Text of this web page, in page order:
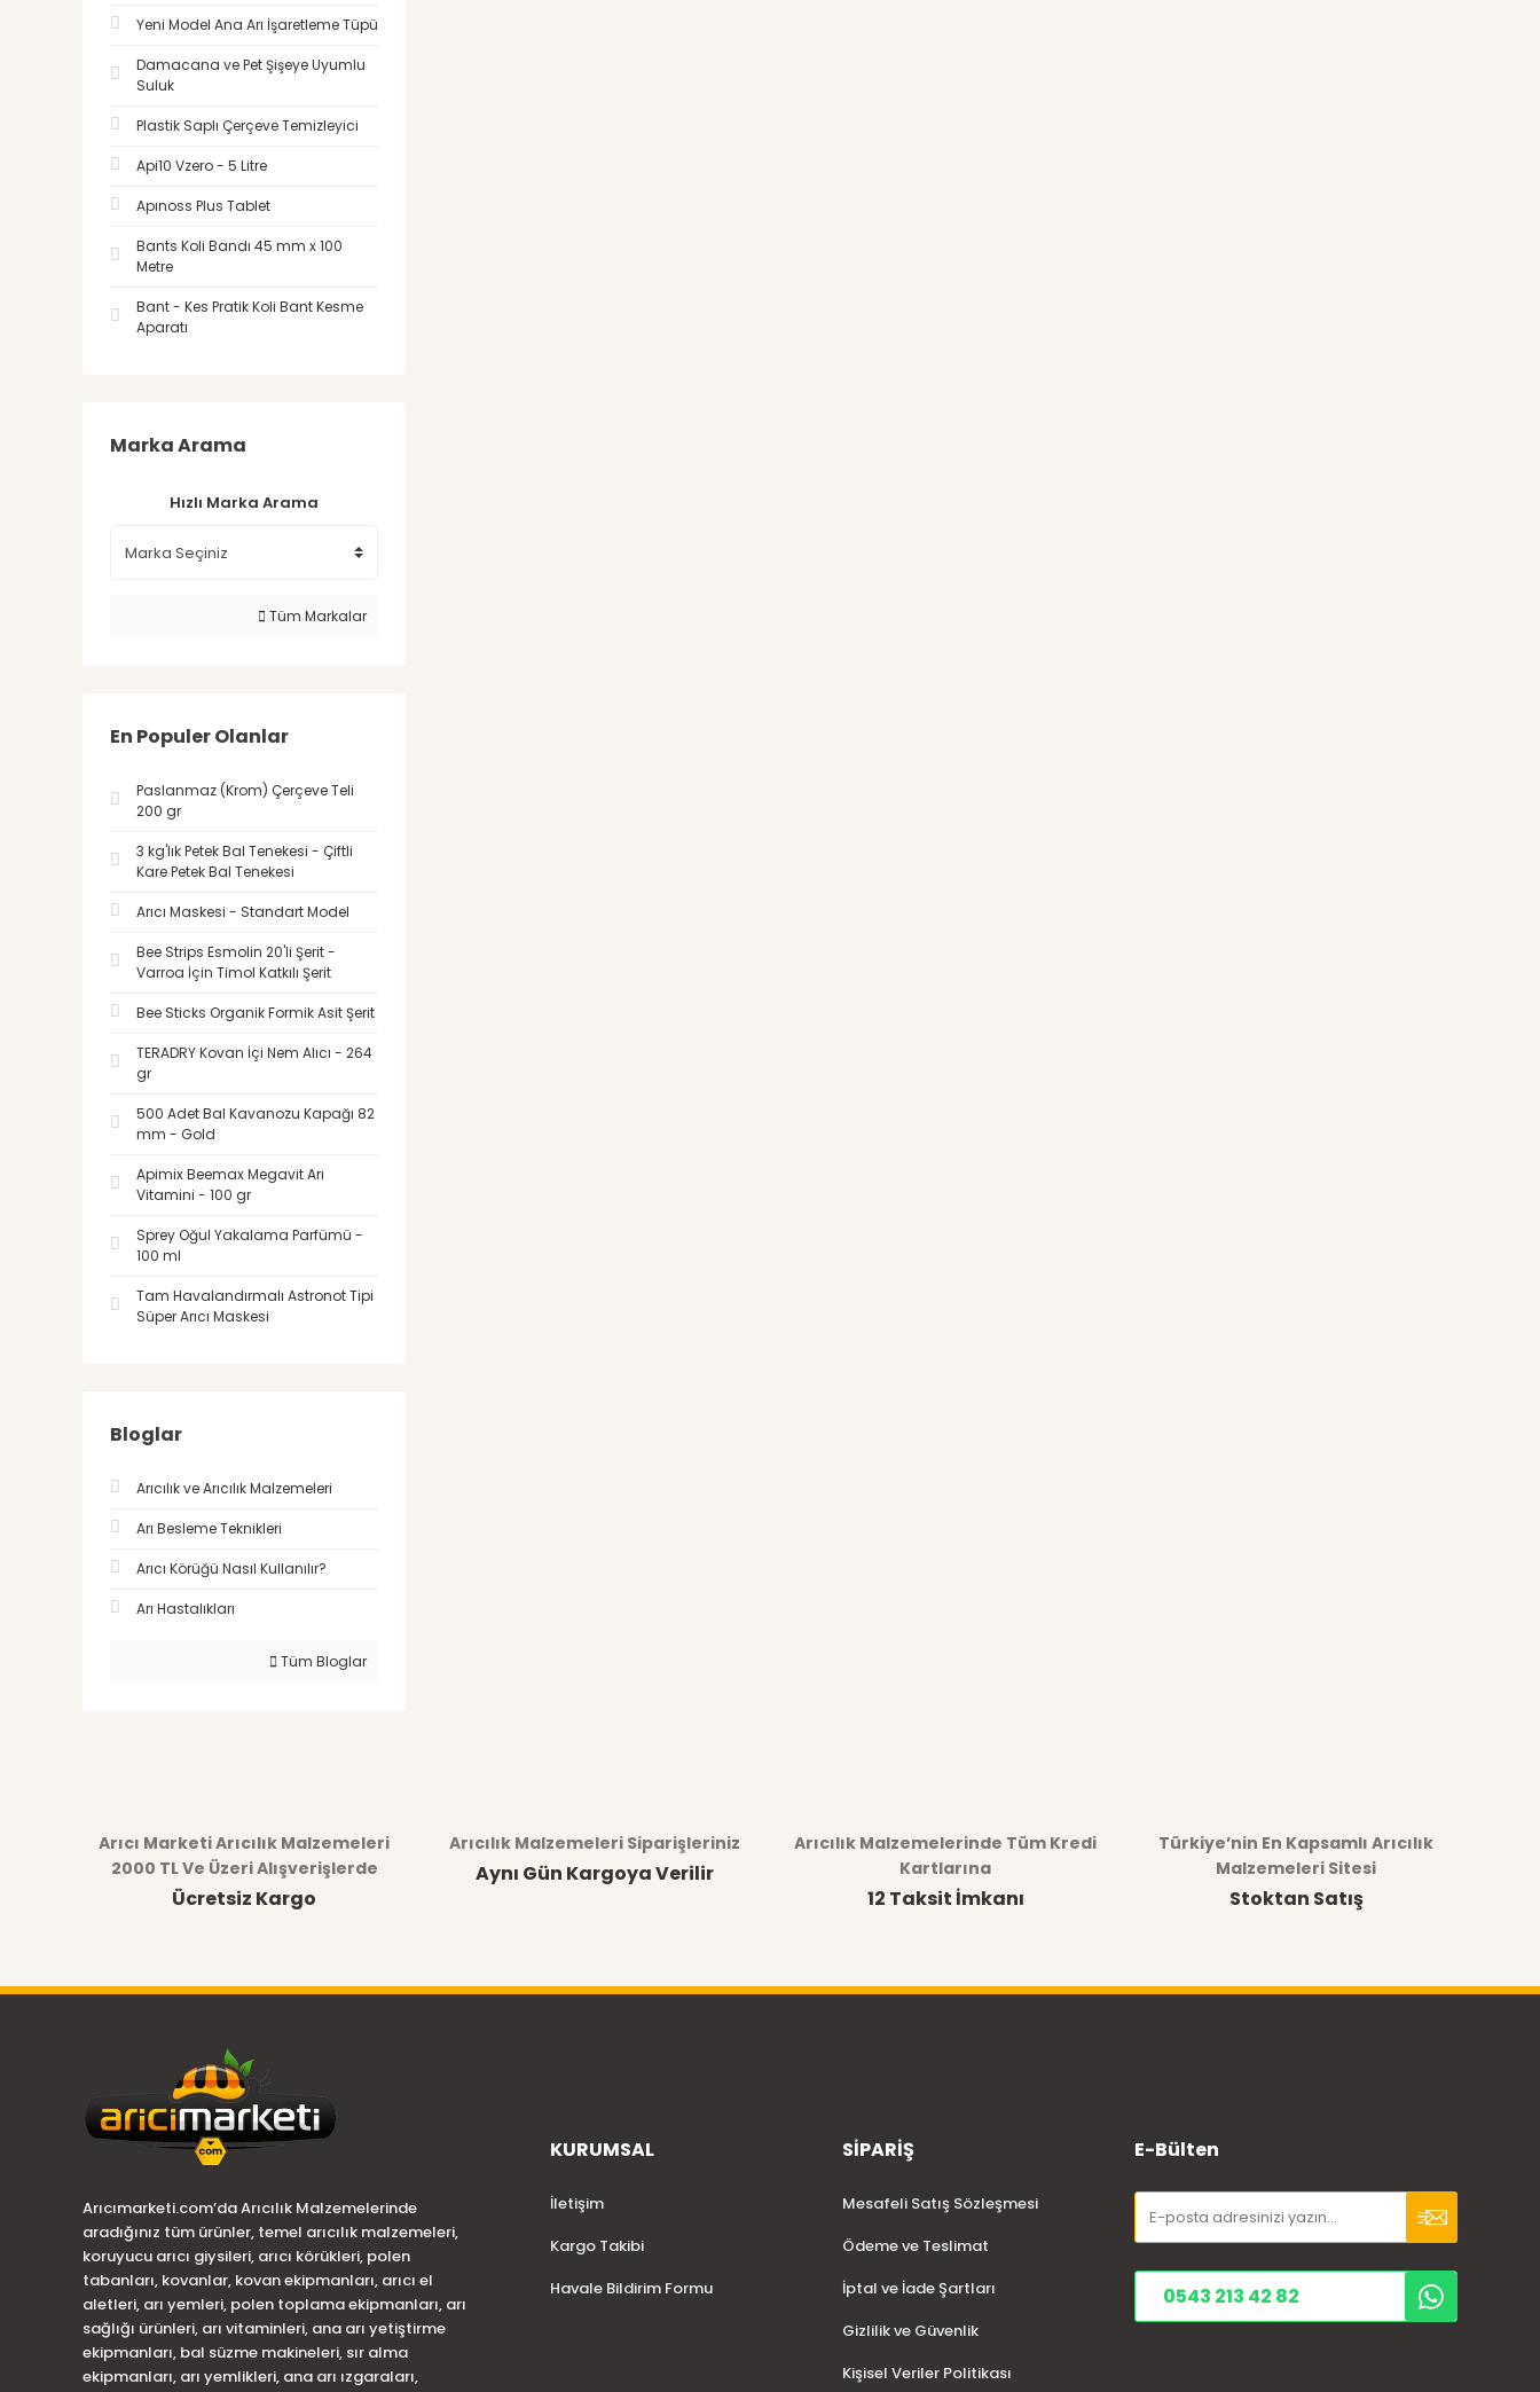
Yeni Model Ana Arı İşaretleme Tüpü
Damacana ve Pet Şişeye Uyumlu
Suluk
Plastik Saplı Çerçeve Temizleyici
Api10 Vzero - 5 Litre
Apınoss Plus Tablet
Bants Koli Bandı 45 mm x 100
Metre
Bant - Kes Pratik Koli Bant Kesme
Aparatı
Marka Arama
Hızlı Marka Arama
Tüm Markalar
En Populer Olanlar
Paslanmaz (Krom) Çerçeve Teli
200 gr
3 kg'lık Petek Bal Tenekesi - Çiftli
Kare Petek Bal Tenekesi
Arıcı Maskesi - Standart Model
Bee Strips Esmolin 20'li Şerit -
Varroa İçin Timol Katkılı Şerit
Bee Sticks Organik Formik Asit Şerit
TERADRY Kovan İçi Nem Alıcı - 264
gr
500 Adet Bal Kavanozu Kapağı 82
mm - Gold
Apimix Beemax Megavit Arı
Vitamini - 100 gr
Sprey Oğul Yakalama Parfümü -
100 ml
Tam Havalandırmalı Astronot Tipi
Süper Arıcı Maskesi
Bloglar
Arıcılık ve Arıcılık Malzemeleri
Arı Besleme Teknikleri
Arıcı Körüğü Nasıl Kullanılır?
Arı Hastalıkları
Tüm Bloglar
Arıcı Marketi Arıcılık Malzemeleri
2000 TL Ve Üzeri Alışverişlerde
Ücretsiz Kargo
Arıcılık Malzemeleri Siparişleriniz
Aynı Gün Kargoya Verilir
Arıcılık Malzemelerinde Tüm Kredi
Kartlarına
12 Taksit İmkanı
Türkiye’nin En Kapsamlı Arıcılık
Malzemeleri Sitesi
Stoktan Satış
Arıcımarketi.com’da Arıcılık Malzemelerinde
aradığınız tüm ürünler, temel arıcılık malzemeleri,
koruyucu arıcı giysileri, arıcı körükleri, polen
tabanları, kovanlar, kovan ekipmanları, arıcı el
aletleri, arı yemleri, polen toplama ekipmanları, arı
sağlığı ürünleri, arı vitaminleri, ana arı yetiştirme
ekipmanları, bal süzme makineleri, sır alma
ekipmanları, arı yemlikleri, ana arı ızgaraları,
KURUMSAL
İletişim
Kargo Takibi
Havale Bildirim Formu
SİPARİŞ
Mesafeli Satış Sözleşmesi
Ödeme ve Teslimat
İptal ve İade Şartları
Gizlilik ve Güvenlik
Kişisel Veriler Politikası
E-Bülten
0543 213 42 82